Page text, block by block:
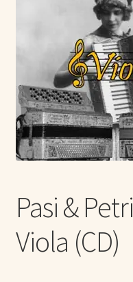
Konserttiliput
Pasi &
Viola (CD)